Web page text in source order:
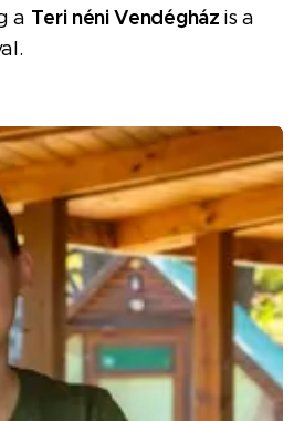
a Teri néni Vendégház is a